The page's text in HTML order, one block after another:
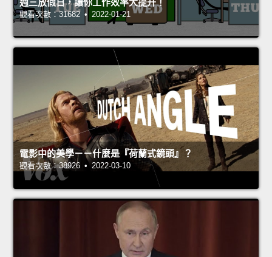
週三放假日，讓你工作效率大提升！
觀看次數：31682 • 2022-01-21
電影中的美學－－什麼是『荷蘭式鏡頭』？
觀看次數：38926 • 2022-03-10